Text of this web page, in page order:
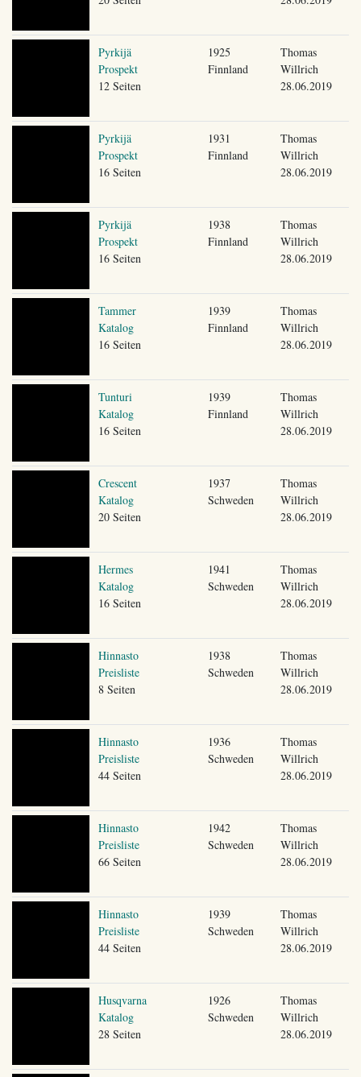
Pyrkijä
Prospekt
12 Seiten
1925
Finnland
Thomas
Willrich
28.06.2019
Pyrkijä
Prospekt
16 Seiten
1931
Finnland
Thomas
Willrich
28.06.2019
Pyrkijä
Prospekt
16 Seiten
1938
Finnland
Thomas
Willrich
28.06.2019
Tammer
Katalog
16 Seiten
1939
Finnland
Thomas
Willrich
28.06.2019
Tunturi
Katalog
16 Seiten
1939
Finnland
Thomas
Willrich
28.06.2019
Crescent
Katalog
20 Seiten
1937
Schweden
Thomas
Willrich
28.06.2019
Hermes
Katalog
16 Seiten
1941
Schweden
Thomas
Willrich
28.06.2019
Hinnasto
Preisliste
8 Seiten
1938
Schweden
Thomas
Willrich
28.06.2019
Hinnasto
Preisliste
44 Seiten
1936
Schweden
Thomas
Willrich
28.06.2019
Hinnasto
Preisliste
66 Seiten
1942
Schweden
Thomas
Willrich
28.06.2019
Hinnasto
Preisliste
44 Seiten
1939
Schweden
Thomas
Willrich
28.06.2019
Husqvarna
Katalog
28 Seiten
1926
Schweden
Thomas
Willrich
28.06.2019